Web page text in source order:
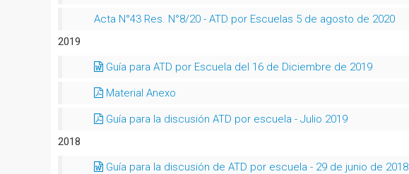
Acta N°43 Res. N°8/20 - ATD por Escuelas 5 de agosto de 2020
2019
Guía para ATD por Escuela del 16 de Diciembre de 2019
Material Anexo
Guía para la discusión ATD por escuela - Julio 2019
2018
Guía para la discusión de ATD por escuela - 29 de junio de 2018